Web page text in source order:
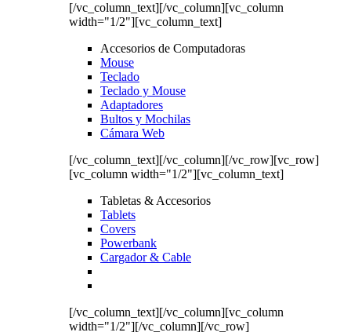
[/vc_column_text][/vc_column][vc_column
width="1/2"][vc_column_text]
Accesorios de Computadoras
Mouse
Teclado
Teclado y Mouse
Adaptadores
Bultos y Mochilas
Cámara Web
[/vc_column_text][/vc_column][/vc_row][vc_row]
[vc_column width="1/2"][vc_column_text]
Tabletas & Accesorios
Tablets
Covers
Powerbank
Cargador & Cable
[/vc_column_text][/vc_column][vc_column
width="1/2"][/vc_column][/vc_row]